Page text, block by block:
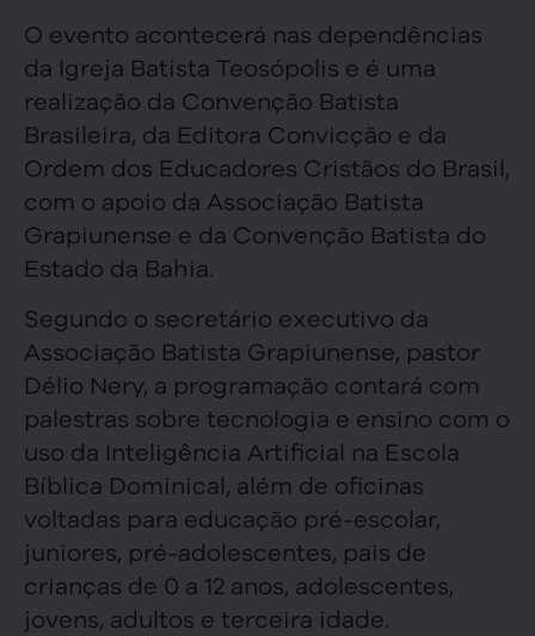
O evento acontecerá nas dependências
da Igreja Batista Teosópolis e é uma
realização da Convenção Batista
Brasileira, da Editora Convicção e da
Ordem dos Educadores Cristãos do Brasil,
com o apoio da Associação Batista
Grapiunense e da Convenção Batista do
Estado da Bahia.
Segundo o secretário executivo da
Associação Batista Grapiunense, pastor
Délio Nery, a programação contará com
palestras sobre tecnologia e ensino com o
uso da Inteligência Artificial na Escola
Bíblica Dominical, além de oficinas
voltadas para educação pré-escolar,
juniores, pré-adolescentes, pais de
crianças de 0 a 12 anos, adolescentes,
jovens, adultos e terceira idade.